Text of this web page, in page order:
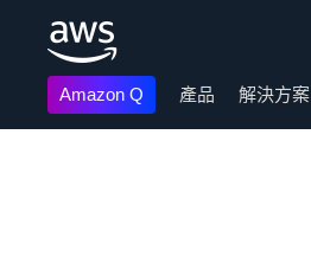
Amazon Q 產品 解決方案